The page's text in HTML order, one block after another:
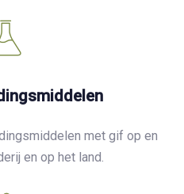
met gif op en
en op het land.